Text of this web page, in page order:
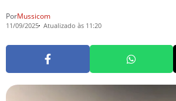
PorMussicom
11/09/2025 Atualizado às 11:20